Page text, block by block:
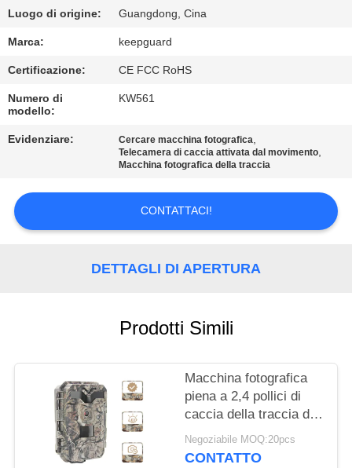
DELLA
QUALITÀ
CONTATTACI
NOTIZIE
CHIEDI
UN
POLITICA
SULLA
PRIVACY
Luogo di origine: Guangdong, Cina
Marca: keepguard
Certificazione: CE FCC RoHS
Numero di
modello:
KW561
Evidenziare: Cercare macchina fotografica,
Telecamera di caccia attivata dal movimento,
Macchina fotografica della traccia
CONTATTACI!
DETTAGLI DI APERTURA
Prodotti Simili
Macchina fotografica
piena a 2,4 pollici di
caccia della traccia di
IR LED HD 1080P delle
macchine fotografiche
Negoziabile MOQ:20pcs
CONTATTO